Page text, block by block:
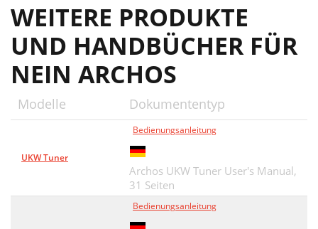
WEITERE PRODUKTE
UND HANDBÜCHER FÜR
NEIN ARCHOS
Modelle Dokumententyp
UKW Tuner
Bedienungsanleitung
Archos UKW Tuner User's Manual,
31 Seiten
Bedienungsanleitung